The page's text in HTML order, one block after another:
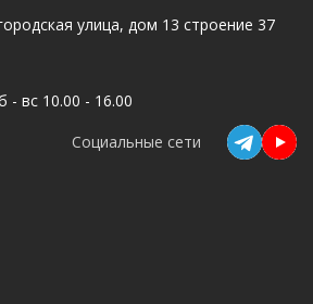
улица, дом 13 строение 37
- вс 10.00 - 16.00
Социальные сети